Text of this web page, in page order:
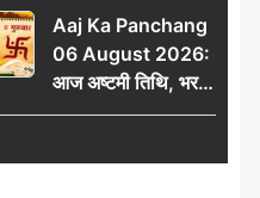
Aaj Ka Panchang
06 August 2026:
आज अष्टमी तिथि, भरणी
नक्षत्र और गंड योग का
राहुकाल और दिनभर का